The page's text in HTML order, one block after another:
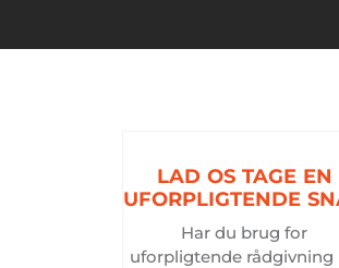
LAD OS TAGE EN
UFORPLIGTENDE
Har du brug for
uforpligtende rådgivning